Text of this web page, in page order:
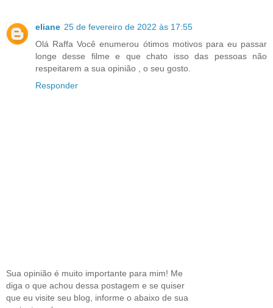
eliane 25 de fevereiro de 2022 às 17:55
Olá Raffa Você enumerou ótimos motivos para eu passar
longe desse filme e que chato isso das pessoas não
respeitarem a sua opinião , o seu gosto.
Responder
Sua opinião é muito importante para mim! Me
diga o que achou dessa postagem e se quiser
que eu visite seu blog, informe o abaixo de sua